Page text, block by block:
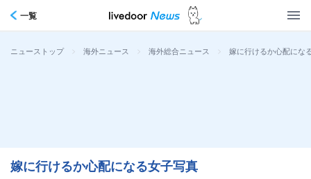
一覧
ニューストップ > 海外ニュース > 海外総合ニュース > 嫁に行けるか心配にな
嫁に行けるか心配になる女子写真